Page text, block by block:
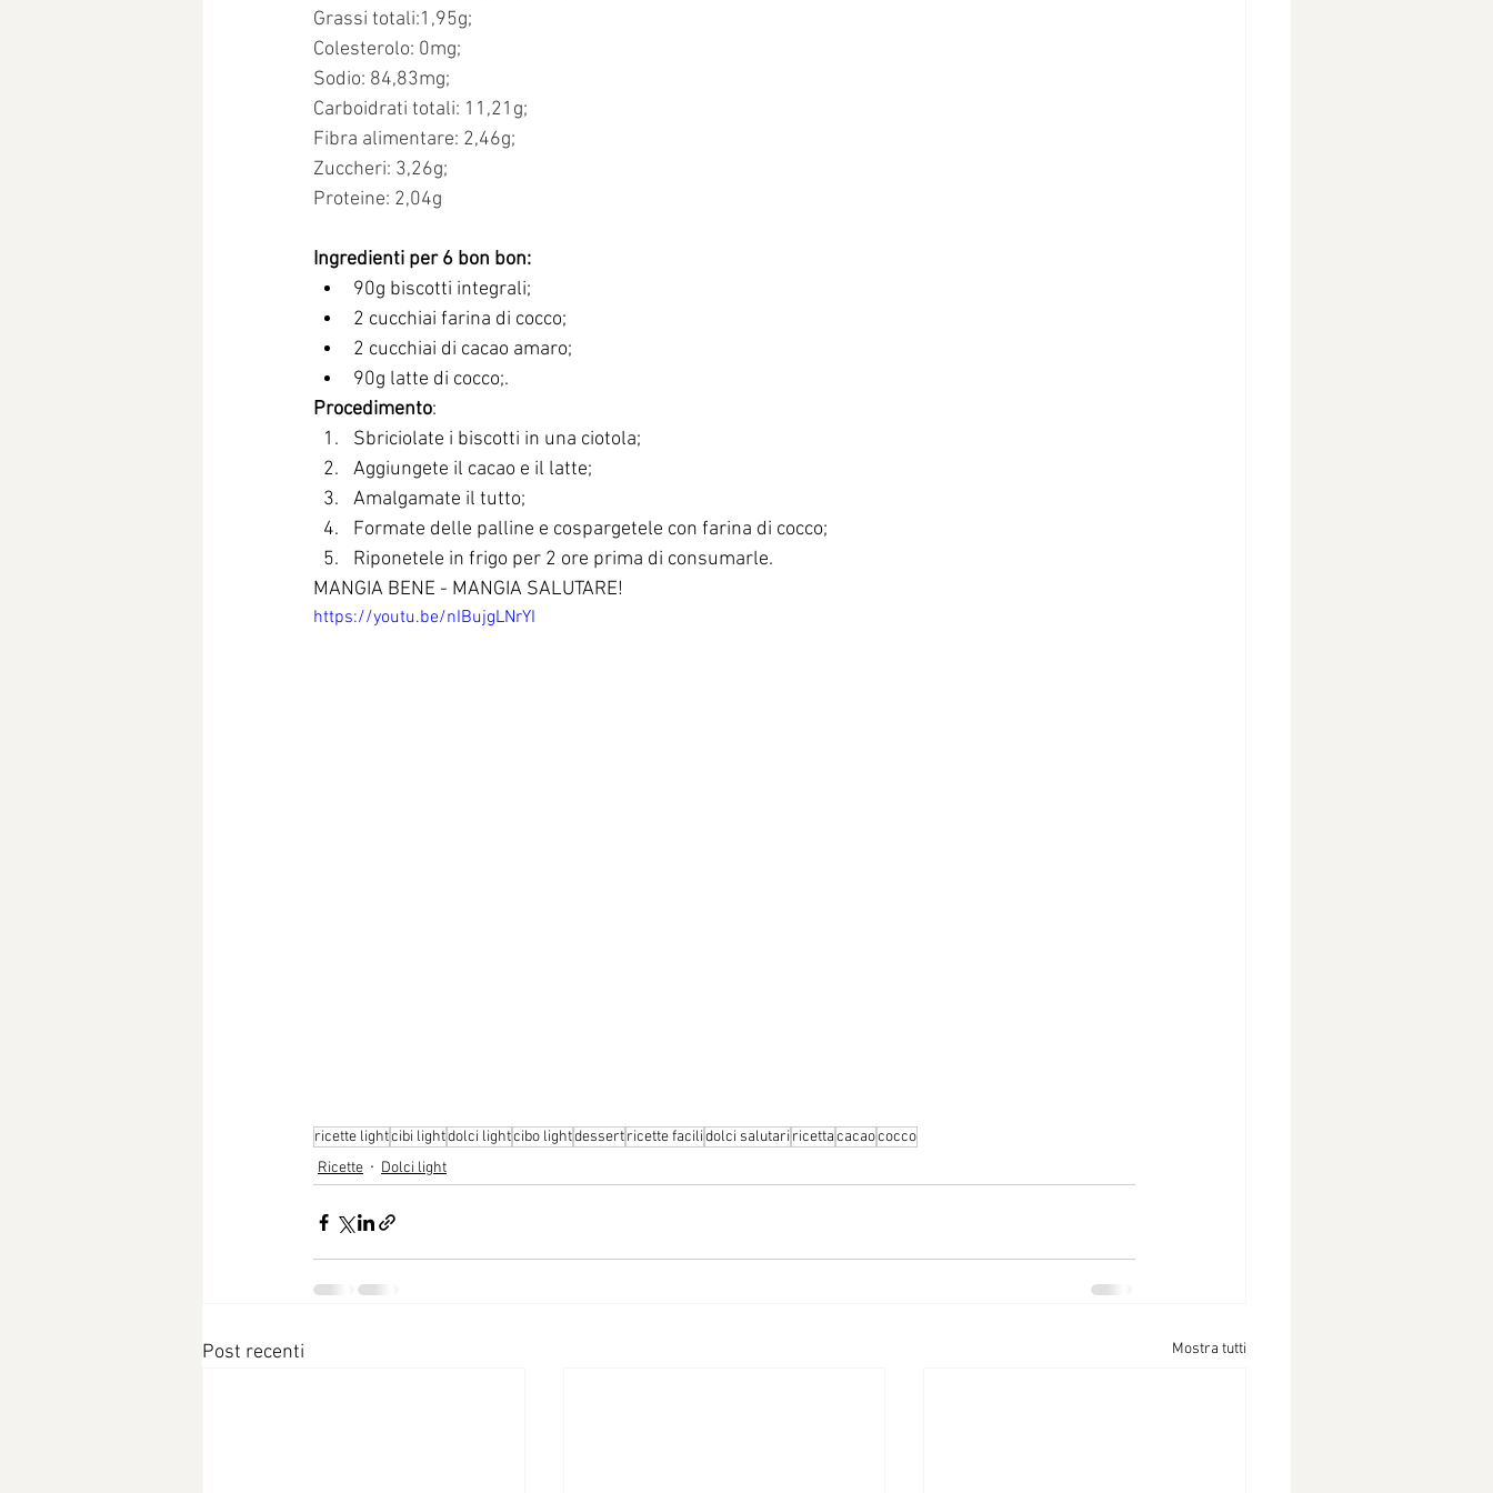
Grassi totali:1,95g;
Colesterolo: 0mg;
Sodio: 84,83mg;
Carboidrati totali: 11,21g;
Fibra alimentare: 2,46g;
Zuccheri: 3,26g;
Proteine: 2,04g
Ingredienti per 6 bon bon:
90g biscotti integrali;
2 cucchiai farina di cocco;
2 cucchiai di cacao amaro;
90g latte di cocco;.
Procedimento:
Sbriciolate i biscotti in una ciotola;
Aggiungete il cacao e il latte;
Amalgamate il tutto;
Formate delle palline e cospargetele con farina di cocco;
Riponetele in frigo per 2 ore prima di consumarle.
MANGIA BENE - MANGIA SALUTARE!
https://youtu.be/nIBujgLNrYI
ricette lightcibi lightdolci lightcibo lightdessertricette facilidolci salutari ricettacacaococco
Ricette
Dolci light
Post recenti Mostra tutti